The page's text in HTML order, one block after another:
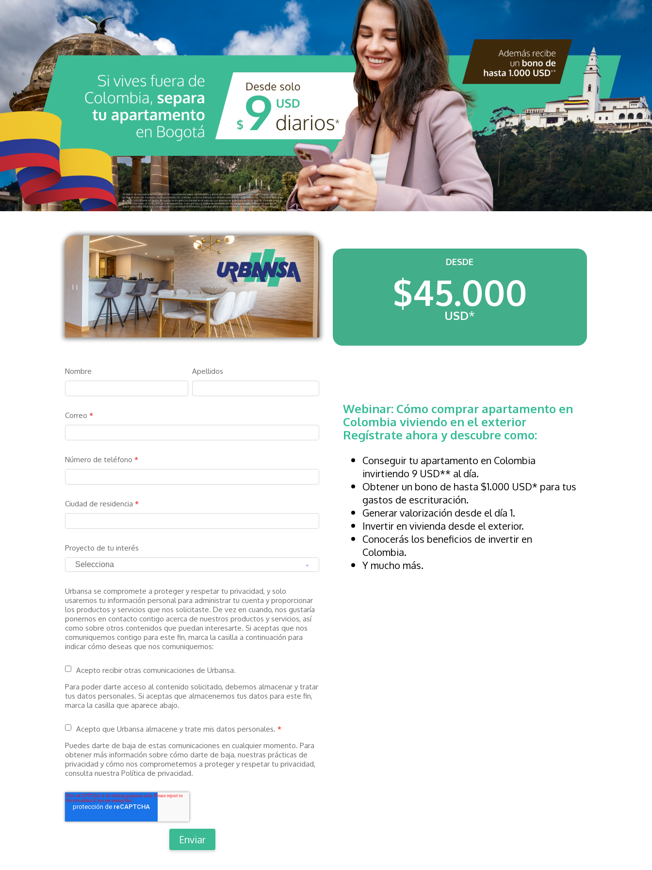
Nombre Apellidos
Correo *
Número de teléfono *
Ciudad de residencia *
Proyecto de tu interés
Urbansa se compromete a proteger y respetar tu privacidad, y solo
usaremos tu información personal para administrar tu cuenta y proporcionar
los productos y servicios que nos solicitaste. De vez en cuando, nos gustaría
ponernos en contacto contigo acerca de nuestros productos y servicios, así
como sobre otros contenidos que puedan interesarte. Si aceptas que nos
comuniquemos contigo para este fin, marca la casilla a continuación para
indicar cómo deseas que nos comuniquemos:
Acepto recibir otras comunicaciones de Urbansa.
Para poder darte acceso al contenido solicitado, debemos almacenar y tratar
tus datos personales. Si aceptas que almacenemos tus datos para este fin,
marca la casilla que aparece abajo.
Acepto que Urbansa almacene y trate mis datos personales. *
Puedes darte de baja de estas comunicaciones en cualquier momento. Para
obtener más información sobre cómo darte de baja, nuestras prácticas de
privacidad y cómo nos comprometemos a proteger y respetar tu privacidad,
consulta nuestra Política de privacidad.
DESDE
$45.000
USD*
Webinar: Cómo comprar apartamento en
Colombia viviendo en el exterior
Regístrate ahora y descubre como:
Conseguir tu apartamento en Colombia
invirtiendo 9 USD** al día.
Obtener un bono de hasta $1.000 USD* para tus
gastos de escrituración.
Generar valorización desde el día 1.
Invertir en vivienda desde el exterior.
Conocerás los beneficios de invertir en
Colombia.
Y mucho más.